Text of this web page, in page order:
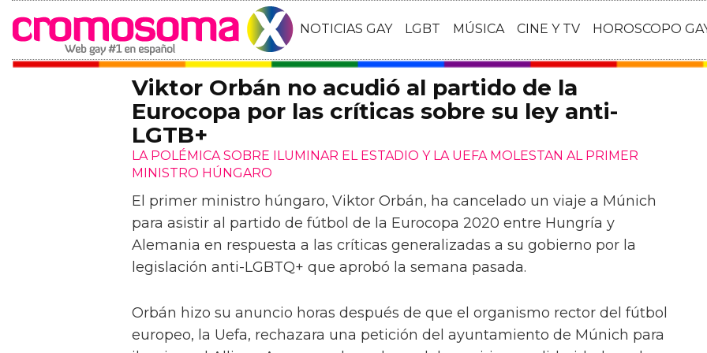
NOTICIAS GAY LGBT MÚSICA CINE Y TV HOROSCOPO
Viktor Orbán no acudió al partido de la
Eurocopa por las críticas sobre su ley anti-
LGTB+
LA POLÉMICA SOBRE ILUMINAR EL ESTADIO Y LA UEFA MOLESTAN AL PRIMER
MINISTRO HÚNGARO
El primer ministro húngaro, Viktor Orbán, ha cancelado un viaje a Múnich
para asistir al partido de fútbol de la Eurocopa 2020 entre Hungría y
Alemania en respuesta a las críticas generalizadas a su gobierno por la
legislación anti-LGBTQ+ que aprobó la semana pasada.
Orbán hizo su anuncio horas después de que el organismo rector del fútbol
europeo, la Uefa, rechazara una petición del ayuntamiento de Múnich para